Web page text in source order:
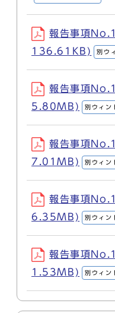
報告事項
136.61KB)
別ウ
報告事項
5.80MB)
別ウィン
報告事項
7.01MB)
別ウィン
報告事項
6.35MB)
別ウィン
報告事項
1.53MB)
別ウィン